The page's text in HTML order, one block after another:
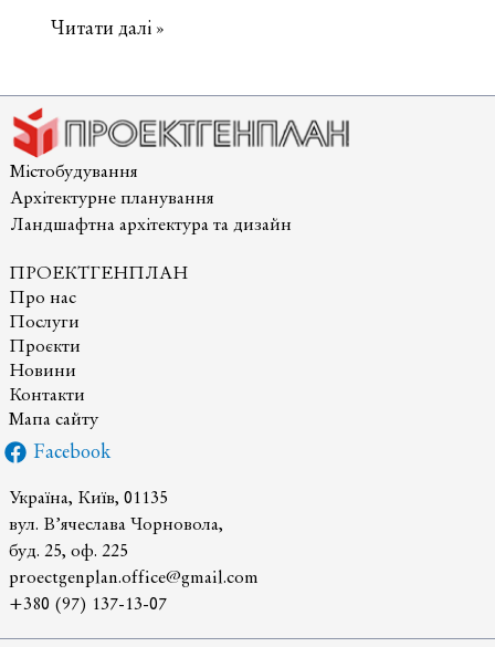
Генеральний
Запорізької
області
Читати далі »
Містобудування
Архітектурне планування
Ландшафтна архітектура та дизайн
ПРОЕКТГЕНПЛАН
Про нас
Послуги
Проєкти
Новини
Контакти
Мапа сайту
Facebook
Україна, Київ, 01135
вул. В’ячеслава Чорновола,
буд. 25, оф. 225
proectgenplan.office@gmail.com
+380 (97) 137-13-07